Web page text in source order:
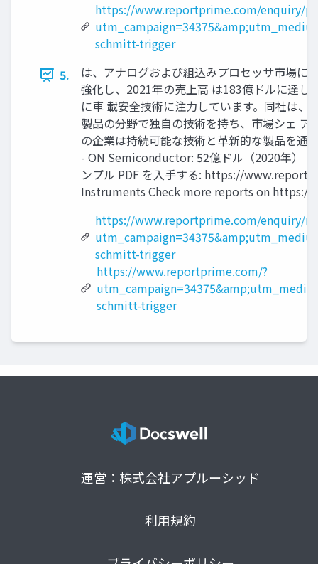
https://www.reportprime.com/enquiry/
schmitt-trigger
5.
は、アナログおよび組込みプロセッサ市場に
強化し、2021年の売上高 は183億ドルに達
に車 載安全技術に注力しています。同社は
製品の分野で独自の技術を持ち、市場シェ
の企業は持続可能な技術と革新的な製品を通
- ON Semiconductor: 52億ドル（2020年） -
ンプル PDF を入手する: https://
Instruments Check more reports on
https://www.reportprime.com/enquiry/
schmitt-trigger
https://www.reportprime.com/?
schmitt-trigger
運営：株式会社アプルーシッド
利用規約